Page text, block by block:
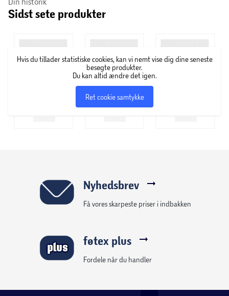
L’OR er et kaffemærke med fransk oprindelse, som startede
stuerne. Hos L’OR findes både bønner og kapsler i flere
samlinger og kollektioner.
Sidst sete produkter
Hvis du tillader statistiske cookies, kan vi nemt vise dig dine seneste
besøgte produkter.
Du kan altid ændre det igen.
Ret cookie samtykke
Nyhedsbrev
Få vores skarpeste priser i indbakken
føtex plus
Fordele når du handler